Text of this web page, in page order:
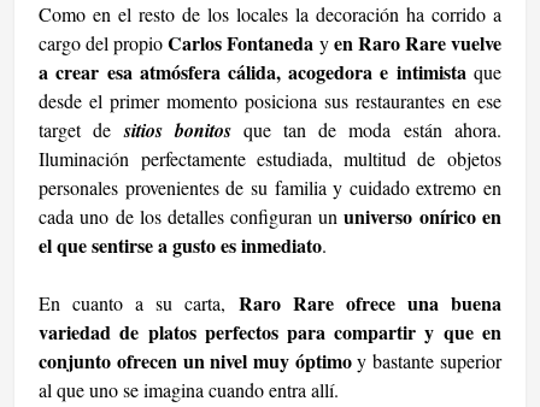
Como en el resto de los locales la decoración ha corrido a
cargo del propioCarlos Fontaneda yen Raro Rare vuelve
a crear esa atmósfera cálida, acogedora e intimista que
desde el primer momento posiciona sus restaurantes en ese
target desitios bonitosque tan de moda están ahora.
Iluminación perfectamente estudiada, multitud de objetos
personales provenientes de su familia y cuidado extremo en
cada uno de los detalles configuran ununiverso onírico en
el que sentirse a gusto es inmediato.
En cuanto a su carta, Raro Rare ofrece una buena
variedad de platos perfectos para compartir y que en
conjunto ofrecen un nivel muy óptimoy bastante superior
al que uno se imagina cuando entra allí.